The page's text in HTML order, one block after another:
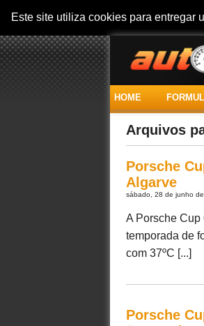
Este site utiliza cookies para entregar
HOME
Arquivos
Porsche
Algarve
sábado, 28 de junho
A Porsche Cup
temporada de
com 37ºC [...]
Porsche